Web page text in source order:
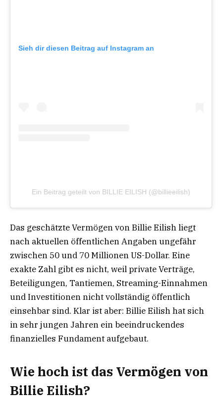
Sieh dir diesen Beitrag auf Instagram an
Ein Beitrag geteilt von BILLIE EILISH (@billieeilish)
Das geschätzte Vermögen von Billie Eilish liegt
nach aktuellen öffentlichen Angaben ungefähr
zwischen 50 und 70 Millionen US-Dollar. Eine
exakte Zahl gibt es nicht, weil private Verträge,
Beteiligungen, Tantiemen, Streaming-Einnahmen
und Investitionen nicht vollständig öffentlich
einsehbar sind. Klar ist aber: Billie Eilish hat sich
in sehr jungen Jahren ein beeindruckendes
finanzielles Fundament aufgebaut.
Wie hoch ist das Vermögen von
Billie Eilish?